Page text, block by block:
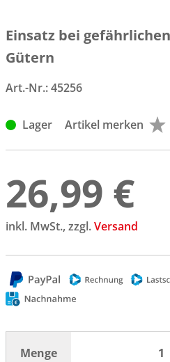
Einsatz bei
Gütern
Art.-Nr.:45256
Lager Artikel merken
26,99 €
inkl. MwSt., zzgl.Versand
Menge